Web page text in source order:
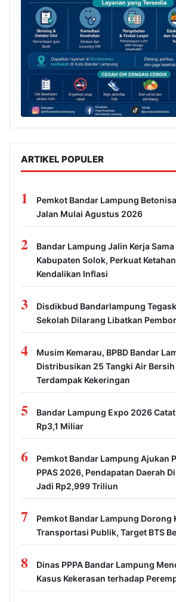
ARTIKEL POPULER
1
Pemkot Bandar Lampung
Jalan Mulai Agustus 2026
2
Bandar Lampung Jalin Kerja
Kabupaten Solok, Perkuat
Kendalikan Inflasi
3
Disdikbud Bandarlampung
Sekolah Dilarang Libatkan
4
Musim Kemarau, BPBD Bandar
Distribusikan 25 Tangki Air
Terdampak Kekeringan
5
Bandar Lampung Expo 2026
Rp3,1 Miliar
6
Pemkot Bandar Lampung Ajukan
PPAS 2026, Pendapatan Daerah
Jadi Rp2,999 Triliun
7
Pemkot Bandar Lampung Dorong
Transportasi Publik, Target BTS
8
Dinas PPPA Bandar Lampung
Kasus Kekerasan terhadap